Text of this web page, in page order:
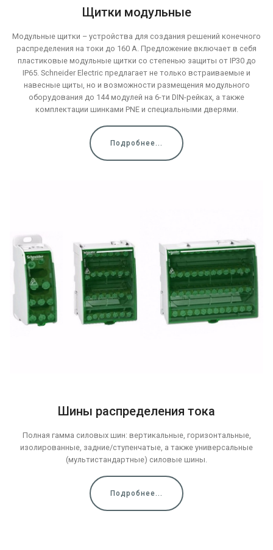
Щитки модульные
Модульные щитки – устройства для создания решений конечного
распределения на токи до 160 А. Предложение включает в себя
пластиковые модульные щитки со степенью защиты от IP30 до
IP65. Schneider Electric предлагает не только встраиваемые и
навесные щиты, но и возможности размещения модульного
оборудования до 144 модулей на 6-ти DIN-рейках, а также
комплектации шинками PNE и специальными дверями.
Подробнее...
Шины распределения тока
Полная гамма силовых шин: вертикальные, горизонтальные,
изолированные, задние/ступенчатые, а также универсальные
(мультистандартные) силовые шины.
Подробнее...